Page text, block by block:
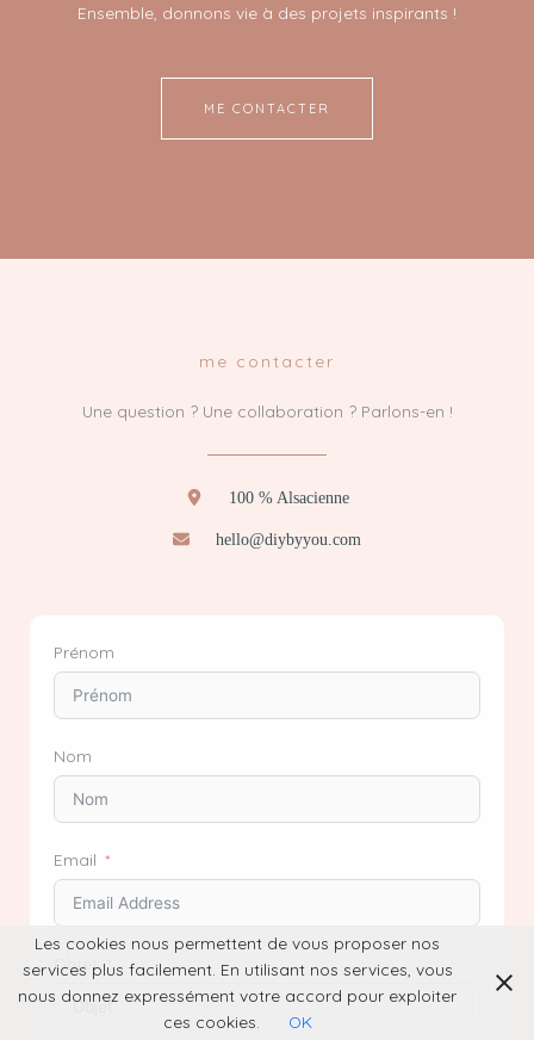
Ensemble, donnons vie à des projets inspirants !
ME CONTACTER
me contacter
Une question ? Une collaboration ? Parlons-en !
100 % Alsacienne
hello@diybyyou.com
Prénom
Nom
Email
Objet
Les cookies nous permettent de vous proposer nos
services plus facilement. En utilisant nos services, vous
nous donnez expressément votre accord pour exploiter
ces cookies.
OK